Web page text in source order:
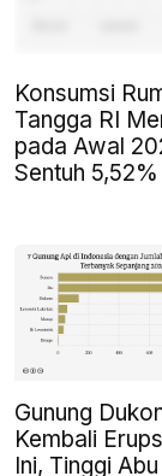
Konsumsi
Tangga RI
pada Awal
Sentuh 5,52%
Gunung
Kembali
Ini, Tinggi